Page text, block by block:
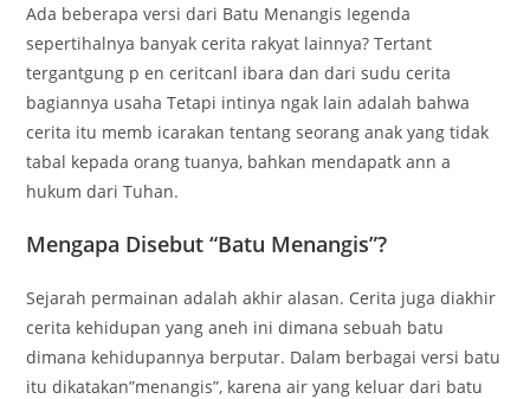
Ada beberapa versi dari Batu Menangis Iegenda
sepertihalnya banyak cerita rakyat lainnya? Tertant
tergantgung p en ceritcanl ibara dan dari sudu cerita
bagiannya usaha Tetapi intinya ngak lain adalah bahwa
cerita itu memb icarakan tentang seorang anak yang tidak
tabal kepada orang tuanya, bahkan mendapatk ann a
hukum dari Tuhan.
Mengapa Disebut “Batu Menangis”?
Sejarah permainan adalah akhir alasan. Cerita juga diakhir
cerita kehidupan yang aneh ini dimana sebuah batu
dimana kehidupannya berputar. Dalam berbagai versi batu
itu dikatakan”menangis”, karena air yang keluar dari batu